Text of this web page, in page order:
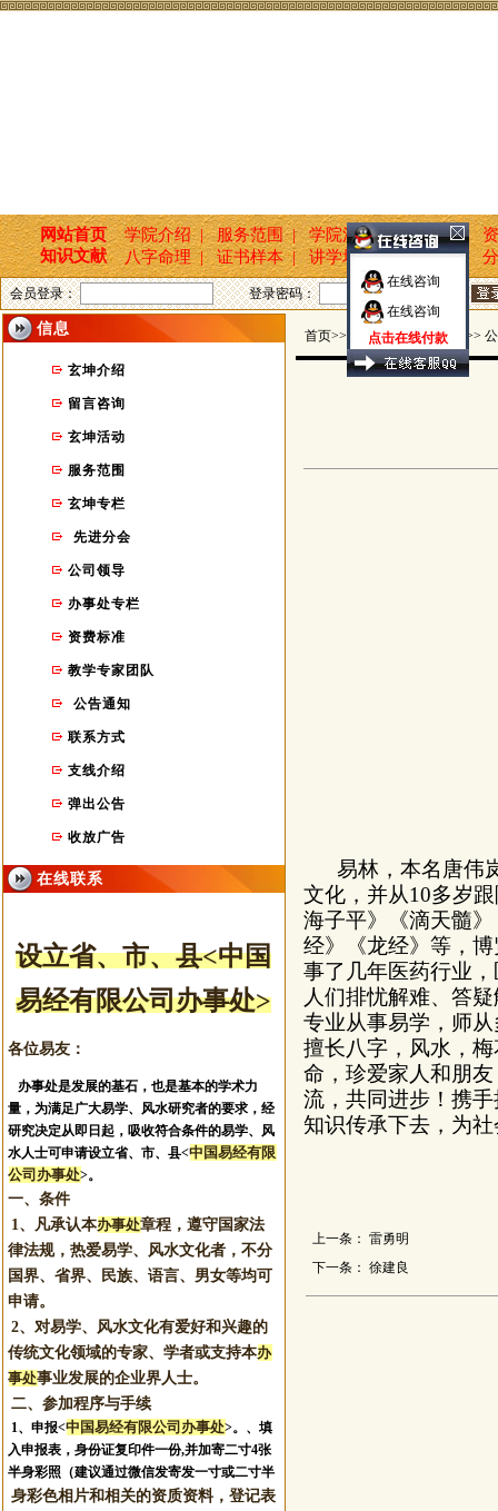
在线咨询
在线咨询
点击在线付款
网站首页 学院介绍 | 服务范围 | 学院活动 | 新闻报道 |
知识文献
八字命理 | 证书样本 | 讲学培训 | 国学文化 |
会员登录： 登录密码：
信息
玄坤介绍
留言咨询
玄坤活动
服务范围
玄坤专栏
先进分会
公司领导
办事处专栏
资费标准
教学专家团队
公告通知
联系方式
支线介绍
弹出公告
收放广告
在线联系
设立省、市、县<中国
易经有限公司办事处>
各位易友：
办事处是发展的基石，也是基本的学术力
量，为满足广大易学、风水研究者的要求，经
研究决定从即日起，吸收符合条件的易学、风
水人士可申请设立省、市、县<中国易经有限
公司办事处>。
一、条件
1、凡承认本办事处章程，遵守国家法
律法规，热爱易学、风水文化者，不分
国界、省界、民族、语言、男女等均可
申请。
2、对易学、风水文化有爱好和兴趣的
传统文化领域的专家、学者或支持本办
事处事业发展的企业界人士。
二、参加程序与手续
1、申报<中国易经有限公司办事处>。 、填
入申报表，身份证复印件一份,并加寄二寸4张
半身彩照（建议通过微信发寄发一寸或二寸半
身彩色相片和相关的资质资料，登记表
首页>>玄坤命名轩 >> 信息 >>
易林，本名唐伟
文化 ， 并从10多岁
海子平》《滴天髓
经》《龙经》等，
事了几年医药行业
人们排忧解难、答
专业从事易学， 师
擅长八字，风水，
命，珍爱家人和朋友
流 ，共同进步！携
知识传承下去，为
上一条： 雷勇明
下一条： 徐建良